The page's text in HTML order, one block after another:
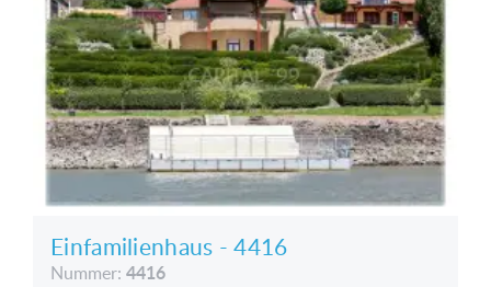
Einfamilienhaus - 4416
Nummer: 4416